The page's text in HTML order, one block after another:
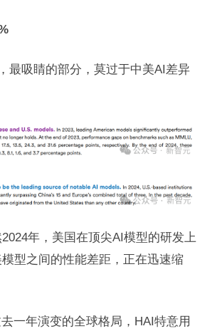
最吸睛的部分，莫过于中美AI差异
年，美国在顶尖AI模型的研发上
型之间的性能差距，正在迅速缩
一年演变的全球格局，HAI特意用